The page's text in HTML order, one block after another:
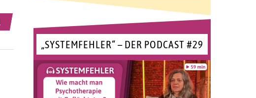
„SYSTEMFEHLER“ – DER PODCAST #29